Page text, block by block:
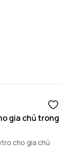
gia chủ trong
cho gia chủ